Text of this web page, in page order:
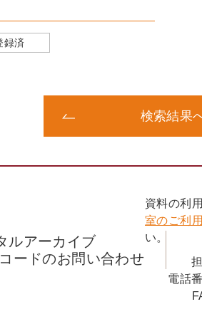
録済
検索結果
ルアーカイブ
ードのお問い合わせ
資料の利
室のご利
い。
電話